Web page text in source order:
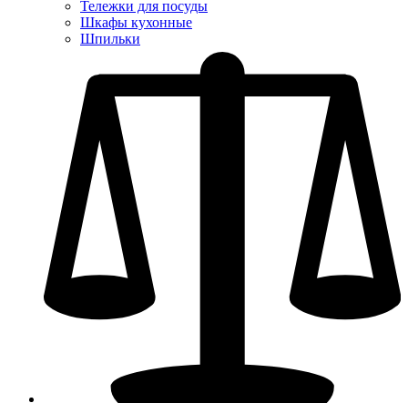
Тележки для посуды
Шкафы кухонные
Шпильки